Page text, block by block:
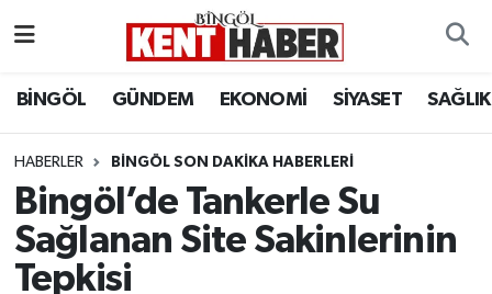
BİNGÖL GÜNDEM EKONOMİ SİYASET SAĞLIK
HABERLER BINGÖL SON DAKIKA HABERLERI
Bingöl’de Tankerle Su
Sağlanan Site Sakinlerinin
Tepkisi
BİLİM-TEKNOLOJİ
DÜNYA
EĞİTİM
Bingöl Hava Durumu
Bingöl Namaz Vakitleri
Bingöl Trafik Yoğunluk Haritası